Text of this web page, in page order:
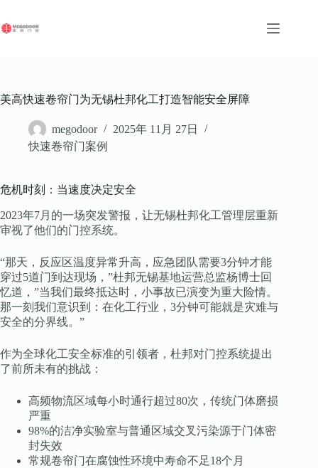
至
内
美高快速卷帘门为无锡杜邦化工打造智能安全屏障
megodoor
2025年 11月 27日
快速卷帘门案例
危机时刻：当速度决定安全
2023年7月的一场突发警报，让无锡杜邦化工管理层重新
审视了他们的门控系统。
“那天，反应区温度异常升高，应急团队需要3分钟才能
穿过5道门到达现场，”杜邦无锡基地运营总监杨博士回
忆道，”当我们最终抵达时，小事故已演变为重大险情。
那一刻我们意识到：在化工行业，3分钟可能就是灾难与
安全的分界线。”
作为全球化工安全标准的引领者，杜邦对门控系统提出
了前所未有的挑战：
高频物流区域每小时通行超过80次，传统门体磨损
严重
98%的洁净实验室与普通区域交叉污染源于门体密
封失效
常规卷帘门在腐蚀性环境中寿命不足18个月